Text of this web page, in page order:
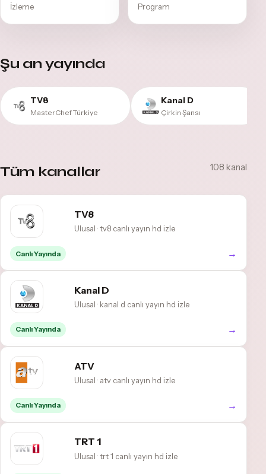
İzleme Program
Şu an yayında
TV8
MasterChef Türkiye
Kanal D
Çirkin Şansı
Tüm kanallar 108 kanal
TV8
Ulusal · tv8 canlı yayın hd izle
Canlı Yayında →
Kanal D
Ulusal · kanal d canlı yayın hd izle
Canlı Yayında →
ATV
Ulusal · atv canlı yayın hd izle
Canlı Yayında →
TRT 1
Ulusal · trt 1 canlı yayın hd izle